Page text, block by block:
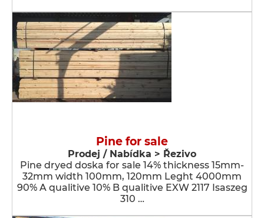
Pine for sale
Prodej / Nabídka > Řezivo
Pine dryed doska for sale 14% thickness 15mm-
32mm width 100mm, 120mm Leght 4000mm
90% A qualitive 10% B qualitive EXW 2117 Isaszeg
310 …